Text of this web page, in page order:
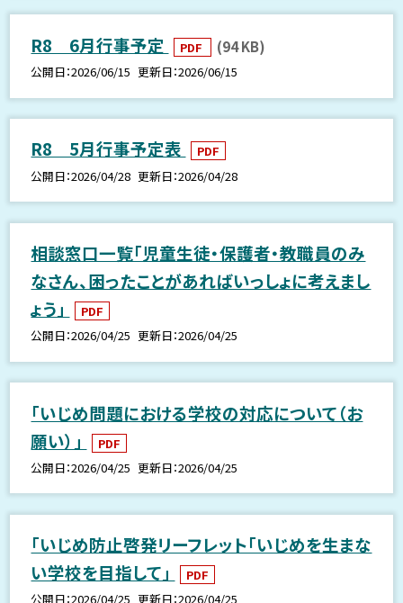
R8 6月行事予定 PDF (94 KB)
公開日 2026/06/15 更新日 2026/06/15
R8 5月行事予定表
PDF
公開日 2026/04/28 更新日 2026/04/28
相談窓口一覧「児童生徒・保護者・教職員のみ
なさん、困ったことがあればいっしょに考えまし
ょう」
PDF
公開日 2026/04/25 更新日 2026/04/25
「いじめ問題における学校の対応について（お
願い）」
PDF
公開日 2026/04/25 更新日 2026/04/25
「いじめ防止啓発リーフレット「いじめを生まな
い学校を目指して」
PDF
公開日 2026/04/25 更新日 2026/04/25